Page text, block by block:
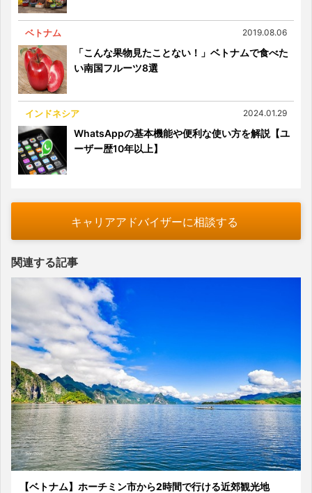
ベトナム 2019.08.06
「こんな果物見たことない！」ベトナムで食べた
い南国フルーツ8選
インドネシア 2024.01.29
WhatsAppの基本機能や便利な使い方を解説【ユ
ーザー歴10年以上】
キャリアアドバイザーに相談する
関連する記事
【ベトナム】ホーチミン市から2時間で行ける近郊観光地